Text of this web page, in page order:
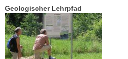
Geologischer Lehrpfad